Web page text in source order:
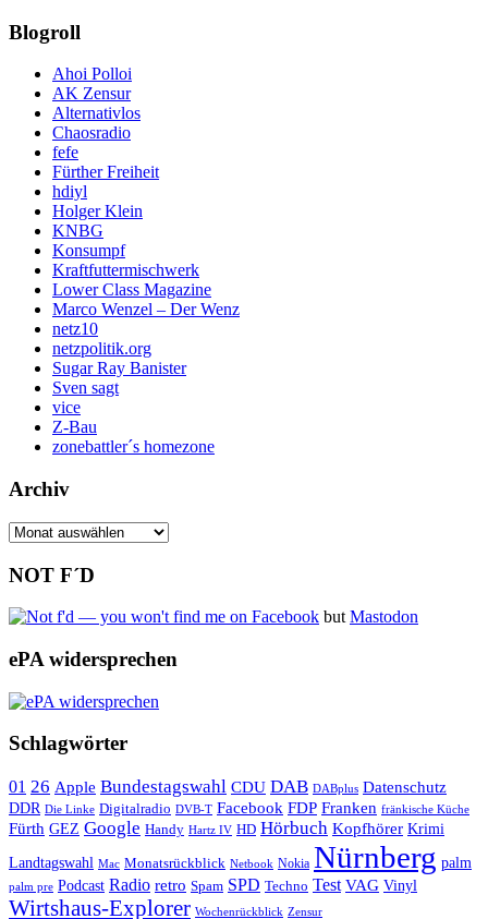
Blogroll
Ahoi Polloi
AK Zensur
Alternativlos
Chaosradio
fefe
Fürther Freiheit
hdiyl
Holger Klein
KNBG
Konsumpf
Kraftfuttermischwerk
Lower Class Magazine
Marco Wenzel – Der Wenz
netz10
netzpolitik.org
Sugar Ray Banister
Sven sagt
vice
Z-Bau
zonebattler´s homezone
Archiv
Archiv
NOT F´D
but Mastodon
ePA widersprechen
Schlagwörter
01 26 Apple Bundestagswahl CDU DAB DABplus Datenschutz
DDR Die Linke Digitalradio DVB-T Facebook FDP Franken fränkische Küche
Fürth GEZ Google Handy Hartz IV HD Hörbuch Kopfhörer Krimi
Landtagswahl Mac Monatsrückblick Netbook Nokia Nürnberg palm
palm pre Podcast Radio retro Spam SPD Techno Test VAG Vinyl
Wirtshaus-Explorer Wochenrückblick Zensur